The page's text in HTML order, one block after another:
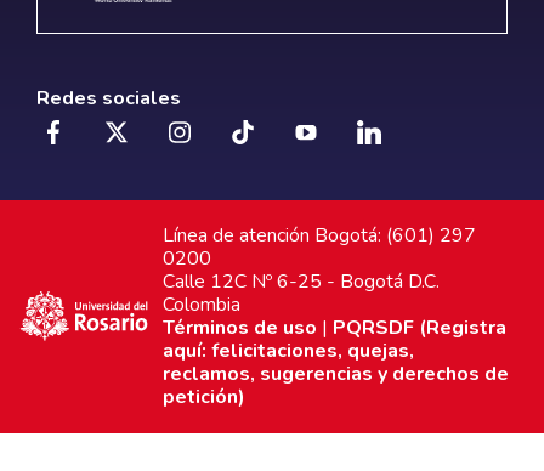
Redes sociales
Línea de atención Bogotá: (601) 297
0200
Calle 12C Nº 6-25 - Bogotá D.C.
Colombia
Términos de uso | PQRSDF (Registra
aquí: felicitaciones, quejas,
reclamos, sugerencias y derechos de
petición)